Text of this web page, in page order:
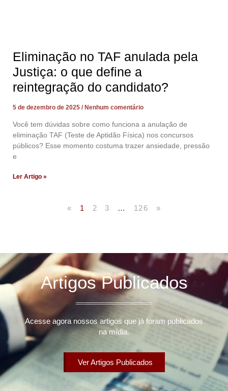
Eliminação no TAF anulada pela
Justiça: o que define a
reintegração do candidato?
5 de dezembro de 2025 Nenhum comentário
Você tem dúvidas sobre como funciona a anulação de
eliminação TAF (Teste de Aptidão Física) nos concursos
públicos? Esse momento costuma trazer ansiedade, pressão
e
Ler Artigo »
« 1 2 3 … 126 »
Artigos Publicados
Acesse agora nossos artigos que já foram publicados
na mídia.
Ver Artigos Publicados